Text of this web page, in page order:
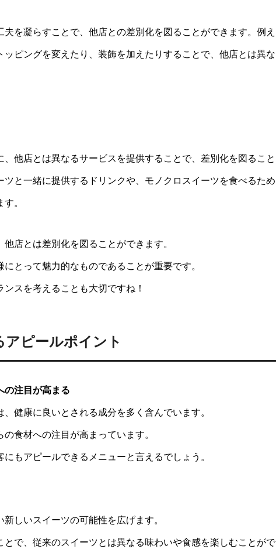
夫を凝らすことで、他店との差別化を図ることができます。例え
ピングを変えたり、装飾を加えたりすることで、他店とは異な
、他店とは異なるサービスを提供することで、差別化を図ること
と一緒に提供するドリンクや、モノクロスイーツを食べるため
。
店とは差別化を図ることができます。
とって魅力的なものであることが重要です。
スを考えることも大切ですね！
ピールポイント
の注目が高まる
健康に良いとされる成分を多く含んでいます。
食材への注目が高まっています。
もアピールできるメニューと言えるでしょう。
しいスイーツの可能性を広げます。
で、従来のスイーツとは異なる味わいや食感を楽しむことがで